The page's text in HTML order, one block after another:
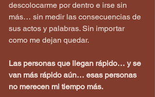
descolocarme por dentro e irse sin
más… sin medir las consecuencias de
sus actos y palabras. Sin importar
como me dejan quedar.
Las personas que llegan rápido… y se
van más rápido aún… esas personas
no merecen mi tiempo más.